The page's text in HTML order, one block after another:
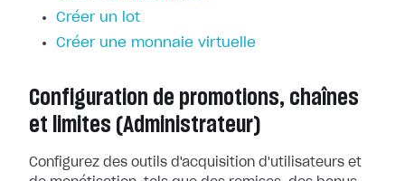
Créer un lot
Créer une monnaie virtuelle
Configuration de promotions, chaînes
et limites (Administrateur)
Configurez des outils d'acquisition d'utilisateurs et